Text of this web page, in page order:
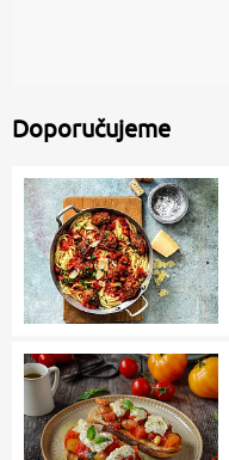
Doporučujeme